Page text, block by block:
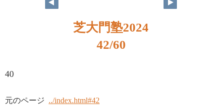
芝大門塾2024
42/60
40
元のページ ../index.html#42